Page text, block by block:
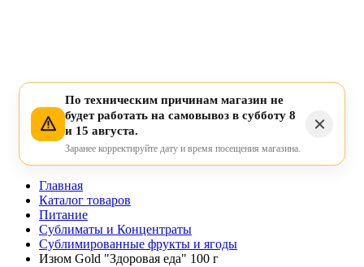
По техническим причинам магазин не
будет работать на самовывоз в субботу 8
и 15 августа.
Заранее корректируйте дату и время посещения магазина.
Главная
Каталог товаров
Питание
Сублиматы и Концентраты
Сублимированные фрукты и ягоды
Изюм Gold "Здоровая еда" 100 г